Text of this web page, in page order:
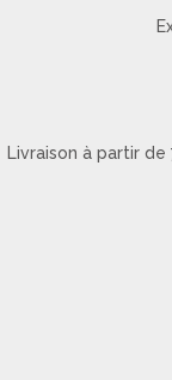
Livraison à partir